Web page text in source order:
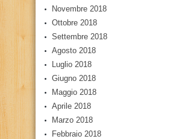
Novembre 2018
Ottobre 2018
Settembre 2018
Agosto 2018
Luglio 2018
Giugno 2018
Maggio 2018
Aprile 2018
Marzo 2018
Febbraio 2018